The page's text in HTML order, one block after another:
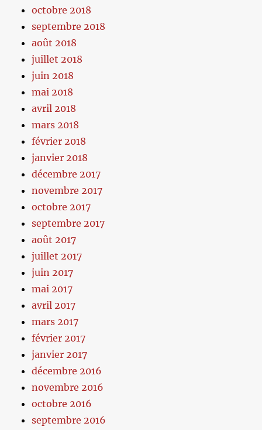
octobre 2018
septembre 2018
août 2018
juillet 2018
juin 2018
mai 2018
avril 2018
mars 2018
février 2018
janvier 2018
décembre 2017
novembre 2017
octobre 2017
septembre 2017
août 2017
juillet 2017
juin 2017
mai 2017
avril 2017
mars 2017
février 2017
janvier 2017
décembre 2016
novembre 2016
octobre 2016
septembre 2016